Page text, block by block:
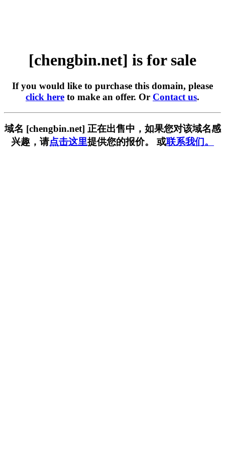
[chengbin.net] is for sale
If you would like to purchase this domain, please
click here to make an offer. Or Contact us.
域名 [chengbin.net] 正在出售中，如果您对该域名感
兴趣，请点击这里提供您的报价。 或联系我们。